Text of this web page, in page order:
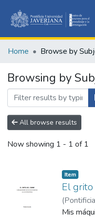
Home Browse by
Browsing by
All browse results
Now showing 1 - 1 of 1
Item
El
(
Muñoz
Mis